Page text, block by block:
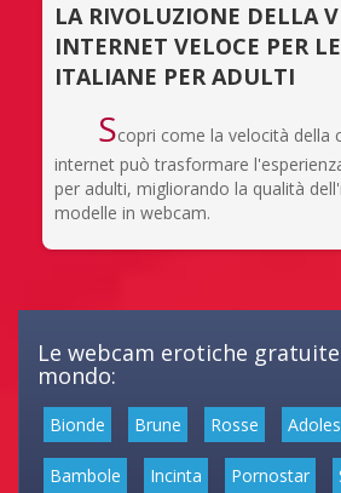
LA RIVOLUZIONE DELLA
INTERNET VELOCE PER
ITALIANE PER ADULTI
Scopri come la velocità della
internet può trasformare
per adulti, migliorando la qualità
modelle in webcam.
Le webcam erotiche
mondo:
Bionde Brune Rosse
Bambole Incinta Pornostar